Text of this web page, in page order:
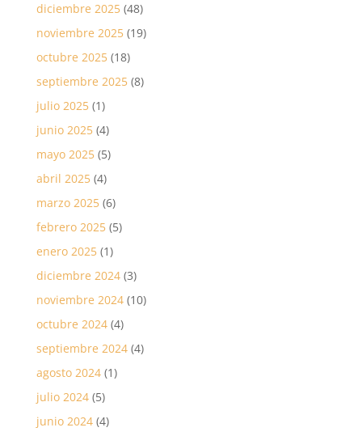
diciembre 2025(48)
noviembre 2025(19)
octubre 2025(18)
septiembre 2025(8)
julio 2025(1)
junio 2025(4)
mayo 2025(5)
abril 2025(4)
marzo 2025(6)
febrero 2025(5)
enero 2025(1)
diciembre 2024(3)
noviembre 2024(10)
octubre 2024(4)
septiembre 2024(4)
agosto 2024(1)
julio 2024(5)
junio 2024(4)